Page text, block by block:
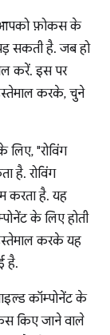
आपको फ़ोकस के
सकती है. जब हो
करें. इस पर
करके, चुने
"रोविंग
है. रोविंग
करता है. यह
के लिए होती
करके यह
है.
कॉम्पोनेंट के
किए जाने वाले